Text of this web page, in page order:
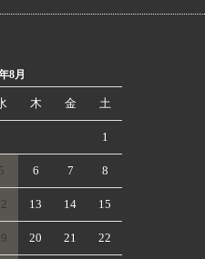
8月
木 金 土
1
5 6 7 8
13 14 15
20 21 22